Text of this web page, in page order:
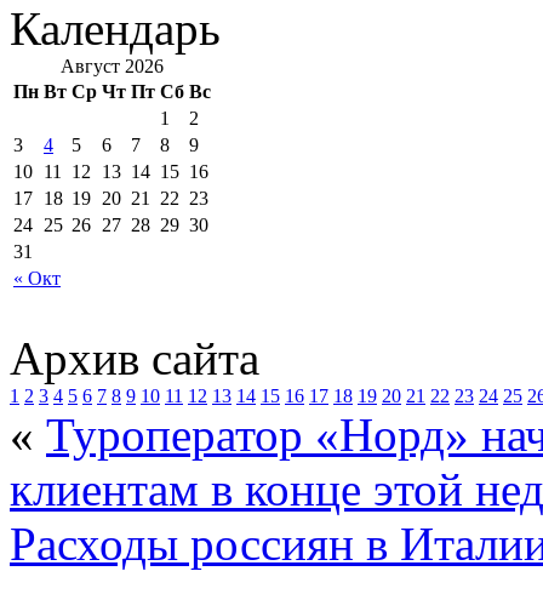
Календарь
Август 2026
Пн Вт Ср Чт Пт Сб Вс
« Окт
1
2
3
4 5 6 7 8
9
10 11 12 13 14 15 16
17 18 19 20 21 22 23
24 25 26 27 28 29 30
31
Архив сайта
1 2 3 4 5 6 7 8 9 10 11 12 13 14 15 16 17 18 19 20 21 22 23 24 25
« Туроператор «Норд»
клиентам в конце этой
Расходы россиян в